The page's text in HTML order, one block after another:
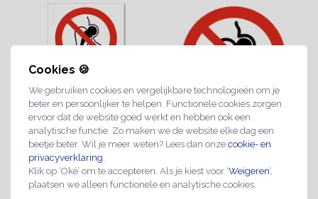
Cookies 🍪
We gebruiken cookies en vergelijkbare technologieën om je
beter en persoonlijker te helpen. Functionele cookies zorgen
ervoor dat de website goed werkt en hebben ook een
analytische functie. Zo maken we de website elke dag een
beetje beter. Wil je meer weten? Lees dan onze cookie- en
privacyverklaring.
Klik op ‘Oké’ om te accepteren. Als je kiest voor ‘Weigeren’,
plaatsen we alleen functionele en analytische cookies.
jouw eigen tekst
Verboden voor
personen met metalen
implantaten bord
€15,95
Verboden voor metalen
€2,99